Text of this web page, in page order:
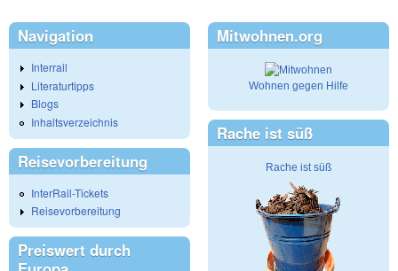
Navigation
Interrail
Literaturtipps
Blogs
Inhaltsverzeichnis
Reisevorbereitung
InterRail-Tickets
Reisevorbereitung
Preiswert durch
Mitwohnen.org
Wohnen gegen Hilfe
Rache ist süß
Rache ist süß